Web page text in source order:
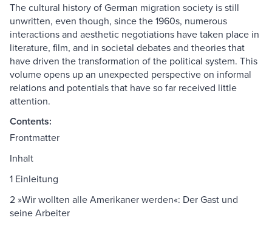
The cultural history of German migration society is still
unwritten, even though, since the 1960s, numerous
interactions and aesthetic negotiations have taken place in
literature, film, and in societal debates and theories that
have driven the transformation of the political system. This
volume opens up an unexpected perspective on informal
relations and potentials that have so far received little
attention.
Contents:
Frontmatter
Inhalt
1 Einleitung
2 »Wir wollten alle Amerikaner werden«: Der Gast und
seine Arbeiter